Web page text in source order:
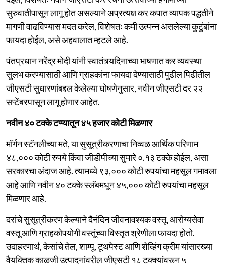
सुरुवातीपासून लागू होत असल्याने अप्रत्यक्ष कर कपात व्यापक पद्धतीने
मागणी वाढविण्यास मदत करेल, विशेषतः कमी उत्पन्न असलेल्या कुटुंबांना
फायदा होईल, असे अहवालात म्हटले आहे.
पंतप्रधान नरेंद्र मोदी यांनी स्वातंत्र्यदिनाच्या भाषणात कर व्यवस्था
सुलभ करण्यासाठी आणि ग्राहकांना फायदा देण्यासाठी पुढील पिढीतील
जीएसटी सुधारणांबद्दल केलेल्या घोषणेनुसार, नवीन जीएसटी दर २२
सप्टेंबरपासून लागू होणार आहेत.
नवीन ४० टक्के टप्प्यातून ४५ हजार कोटी मिळणार
मॉर्गन स्टॅनलीच्या मते, या सुसूत्रीकरणाचा निव्वळ आर्थिक परिणाम
४८,००० कोटी रुपये किंवा जीडीपीच्या सुमारे ०.१३ टक्के होईल, असा
सरकारचा अंदाज आहे. त्यामध्ये ९३,००० कोटी रुपयांचा महसूल गमावला
आहे आणि नवीन ४० टक्के स्लॅबमधून ४५,००० कोटी रुपयांचा महसूल
मिळणार आहे.
दरांचे सुसूत्रीकरण केल्याने दैनंदिन जीवनावश्यक वस्तू, आरोग्यसेवा
वस्तू आणि ग्राहकोपयोगी वस्तूंच्या विस्तृत श्रेणीला फायदा होतो.
उदाहरणार्थ, केसांचे तेल, शाम्पू, टूथपेस्ट आणि शेव्हिंग क्रीम यांसारख्या
वैयक्तिक काळजी उत्पादनांवरील जीएसटी १८ टक्क्यांवरून ५